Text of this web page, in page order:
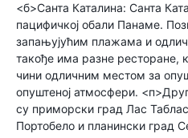
<б>Санта Каталина: Санта
пацифичкој обали Панаме.
запањујућим плажама и
такође има разне ресторане,
чини одличним местом за
опуштеној атмосфери.
су приморски град Лас
Портобело и планински град